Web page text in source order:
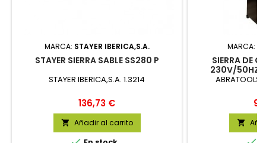
MARCA: STAYER IBERICA,S.A.
STAYER SIERRA SABLE SS280 P
STAYER IBERICA,S.A. 1.3214
Precio
136,73 €
 Añadir al carrito
MARCA:
SIERRA DE
230V/50HZ/
